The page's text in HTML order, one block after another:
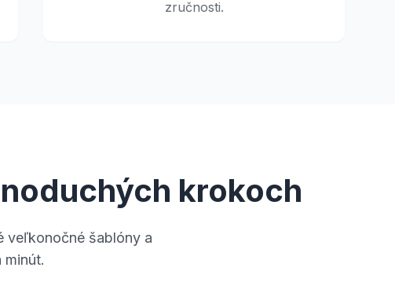
zručnosti.
krokoch
veľkonočné šablóny a